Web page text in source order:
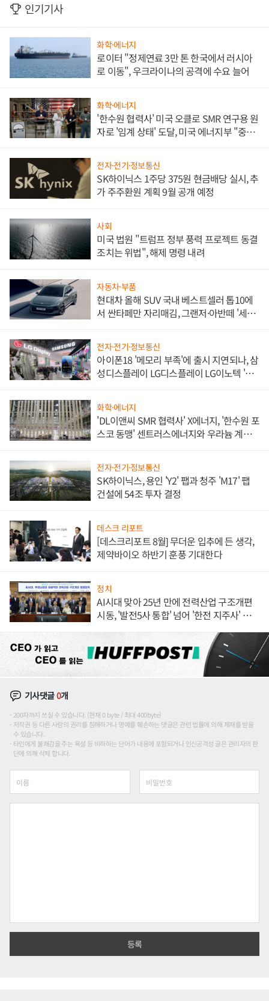
인기기사
화학·에너지
로이터 "정제연료 3만 톤 한국에서 러시아
로 이동", 우크라이나의 공격에 수요 늘어
화학·에너지
'한수원 협력사' 미국 오클로 SMR 연구용 원
자로 '임계 상태' 도달, 미국 에너지부 "중요
전자·전기·정보통신
SK하이닉스 1주당 375원 현금배당 실시, 추
가 주주환원 계획 9월 공개 예정
사회
미국 법원 "트럼프 정부 풍력 프로젝트 동결
조치는 위법", 해제 명령 내려
자동차·부품
현대차 올해 SUV 국내 베스트셀러 톱10에
서 싼타페만 자리매김, 그랜저·아반떼 '세단
전자·전기·정보통신
아이폰18 '메모리 부족'에 출시 지연되나, 삼
성디스플레이 LG디스플레이 LG이노텍 '탈
화학·에너지
'DL이앤씨 SMR 협력사' X에너지, '한수원 포
스코 동맹' 센트러스에너지와 우라늄 계약
전자·전기·정보통신
SK하이닉스, 용인 'Y2' 팹과 청주 'M17' 팹
건설에 54조 투자 결정
데스크 리포트
[데스크리포트 8월] 무더운 입추에 든 생각,
제약바이오 하반기 훈풍 기대한다
정치
AI시대 맞아 25년 만에 전력산업 구조개편
시동, '발전5사 통합' 넘어 '한전 지주사' 재편
기사댓글0개
200자까지 쓰실 수 있습니다. (현재 0 byte / 최대 400byte)
저작권 등 다른 사람의 권리를 침해하거나 명예를 훼손하는 댓글은 관련 법률에 의해 제재를 받을
수 있습니다.
타인에게 불쾌감을 주는 욕설 등 비하하는 단어가 내용에 포함되거나 인신공격성 글은 관리자의 판
단에 의해 삭제 합니다.